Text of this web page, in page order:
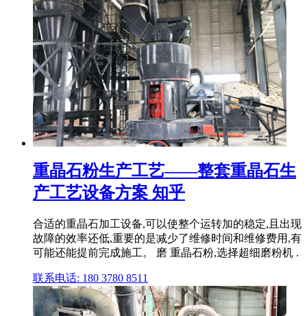
重晶石粉生产工艺——整套重晶石生
产工艺设备方案 知乎
合适的重晶石加工设备,可以使整个运转加的稳定,且出现
故障的效率还低,重要的是减少了维修时间和维修费用,有
可能还能提前完成施工。 磨 重晶石粉,选择超细磨粉机 .
联系电话: 180 3780 8511